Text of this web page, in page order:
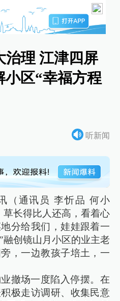
治理 江津四屏
区“幸福方程
听新闻
（通讯员 李忻品 何小
长得比人还高，看着心
分给我们，娃娃跟着一
融创镜山月小区的业主老
，一边教孩子培土，一
撤场一度陷入停摆。在
极走访调研、收集民意